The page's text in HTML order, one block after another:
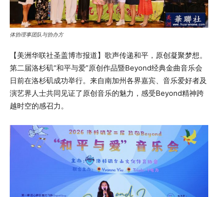
体协理事团队与协办方
【美洲华联社圣盖博市报道】歌声传递和平，原创凝聚梦想。
第二届洛杉矶“和平与爱”原创作品暨Beyond经典金曲音乐会
日前在洛杉矶成功举行。来自南加州各界嘉宾、音乐爱好者及
演艺界人士共同见证了原创音乐的魅力，感受Beyond精神跨
越时空的感召力。